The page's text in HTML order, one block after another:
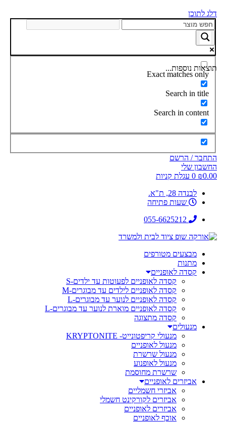
דלג לתוכן
תוצאות נוספות...
Exact matches only
Search in title
Search in content
התחבר / הרשם
החשבון שלי
₪0.00
0 עגלת קניות
לבנדה 28, ת"א.
שעות פתיחה
055-6625212
מבצעים מטורפים
מתנות
קסדה לאופניים
קסדה לאופניים לפעוטות עד ילדים-S
קסדה לאופניים לילדים עד מבוגרים-M
קסדה לאופניים לנוער עד מבוגרים-L
קסדה לאופניים מוארת לנוער עד מבוגרים-L
קסדה מתצוגה
מנעולים
מנעולי קריפטונייט- KRYPTONITE
מנעול לאופניים
מנעול שרשרת
מנעול לאופנוע
שרשרת מחוסמת
אביזרים לאופניים
אביזרי חשמליים
אביזרים לקורקינט חשמלי
אביזרים לאופניים
אוכף לאופניים